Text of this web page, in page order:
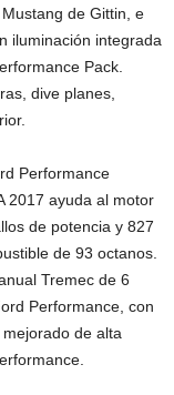
de Gittin, e
iluminación integrada
Pack.
dive planes,
Performance
2017 ayuda al motor
de potencia y 827
de 93 octanos.
Tremec de 6
Performance, con
de alta